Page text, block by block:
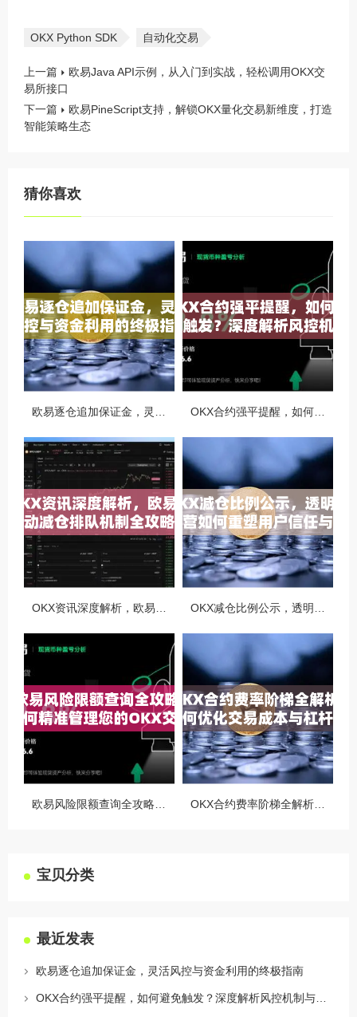
OKX Python SDK 自动化交易
上一篇
欧易Java API示例，从入门到实战，轻松调用OKX交
易所接口
下一篇
欧易PineScript支持，解锁OKX量化交易新维度，打造
智能策略生态
猜你喜欢
宝贝分类
最近发表
欧易逐仓追加保证金，灵活风控与资金利用的终极指南